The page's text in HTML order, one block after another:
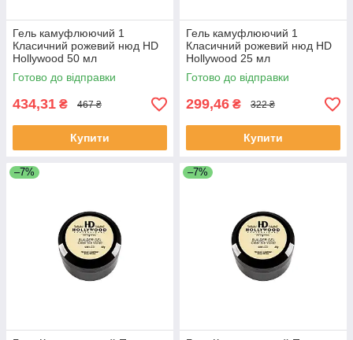
Гель камуфлюючий 1
Класичний рожевий нюд HD
Hollywood 50 мл
Готово до відправки
434,31 ₴ 467 ₴
Купити
Гель камуфлюючий 1
Класичний рожевий нюд HD
Hollywood 25 мл
Готово до відправки
299,46 ₴ 322 ₴
Купити
–7% –7%